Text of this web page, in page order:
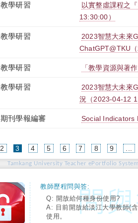
教學研習
以實整虛課程之
13:30:00）
教學研習
2023智慧大未來
ChatGPT@TKU
教學研習 「教學資源與著
教學研習
2023智慧大未來
況（2023-04-12
期刊學報編審 Social Indicators
2 3 (current)
4 5 6 7 8 9
Tamkang University Teacher ePortfolio
教師歷程問與答:
Q: 開放給何種身份使用?
A: 目前開放給淡江大學教師(
使用。